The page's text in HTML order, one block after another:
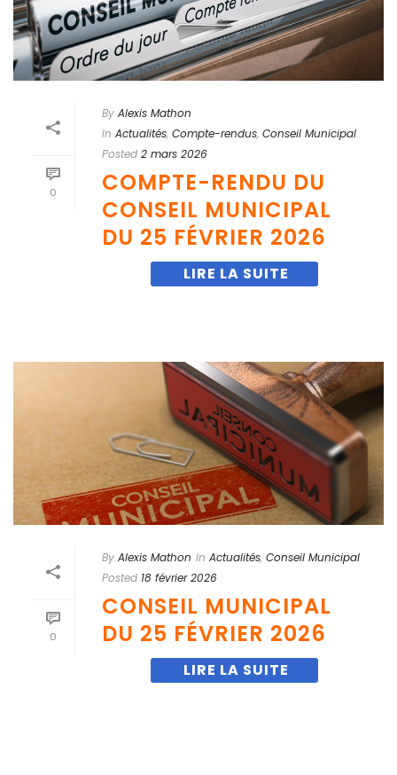
0
By Alexis Mathon
In Actualités, Compte-rendus, Conseil Municipal
Posted 2 mars 2026
COMPTE-RENDU DU
CONSEIL MUNICIPAL
DU 25 FÉVRIER 2026
0
By Alexis Mathon In Actualités, Conseil Municipal
Posted 18 février 2026
CONSEIL MUNICIPAL
DU 25 FÉVRIER 2026